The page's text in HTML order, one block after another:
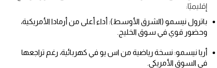
إقليميًا:
باترول نيسمو (الشرق الأوسط): أداء أعلى من أرمادا الأمريكية،
وحضور قوي في سوق الخليج.
أريا نيسمو: نسخة رياضية من اس يو في كهربائية، رغم تراجعها
في السوق الأمريكي.